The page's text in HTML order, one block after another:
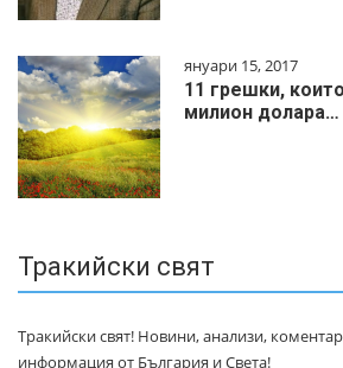
януари 15, 2017
11 грешки,
милиoн дoлapa…
Тракийски свят
Тракийски свят! Новини, анализи,
информация от България и Света!